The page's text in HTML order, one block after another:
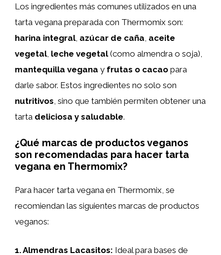
Los ingredientes más comunes utilizados en una
tarta vegana preparada con Thermomix son:
harina integral, azúcar de caña aceite
vegetal, leche vegetal(como almendra o soja),
mantequilla vegana y frutas o cacao para
darle sabor. Estos ingredientes no solo son
nutritivos , sino que también permiten obtener una
tarta deliciosa y saludable.
¿Qué marcas de productos veganos
son recomendadas para hacer tarta
vegana en Thermomix?
Para hacer tarta vegana en Thermomix, se
recomiendan las siguientes marcas de productos
veganos:
1.Almendras Lacasitos: Ideal para bases de